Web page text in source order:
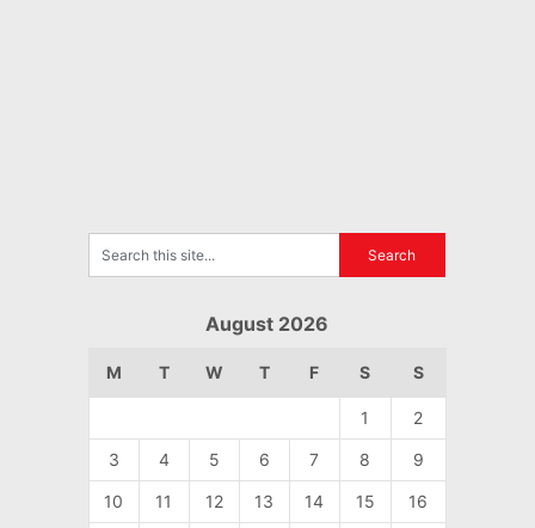
August 2026
M T W T F S S
1 2
3 4 5 6 7 8 9
10 11 12 13 14 15 16